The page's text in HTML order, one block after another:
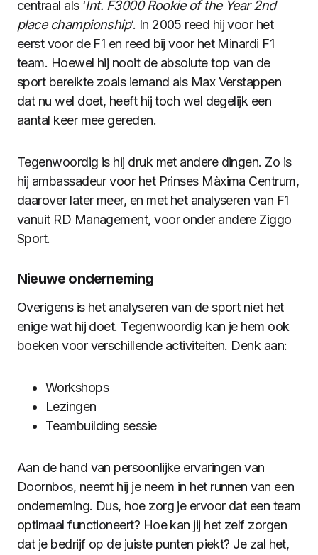
centraal als ‘Int. F3000 Rookie of the Year 2nd
place championship‘. In 2005 reed hij voor het
eerst voor de F1 en reed bij voor het Minardi F1
team. Hoewel hij nooit de absolute top van de
sport bereikte zoals iemand als Max Verstappen
dat nu wel doet, heeft hij toch wel degelijk een
aantal keer mee gereden.
Tegenwoordig is hij druk met andere dingen. Zo is
hij ambassadeur voor het Prinses Màxima Centrum,
daarover later meer, en met het analyseren van F1
vanuit RD Management, voor onder andere Ziggo
Sport.
Nieuwe onderneming
Overigens is het analyseren van de sport niet het
enige wat hij doet. Tegenwoordig kan je hem ook
boeken voor verschillende activiteiten. Denk aan:
Workshops
Lezingen
Teambuilding sessie
Aan de hand van persoonlijke ervaringen van
Doornbos, neemt hij je neem in het runnen van een
onderneming. Dus, hoe zorg je ervoor dat een team
optimaal functioneert? Hoe kan jij het zelf zorgen
dat je bedrijf op de juiste punten piekt? Je zal het,